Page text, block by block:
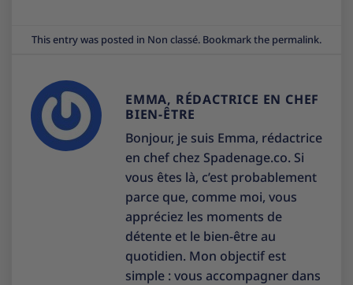
This entry was posted in Non classé. Bookmark the permalink.
EMMA, RÉDACTRICE EN CHEF
BIEN-ÊTRE
Bonjour, je suis Emma, rédactrice
en chef chez Spadenage.co. Si
vous êtes là, c’est probablement
parce que, comme moi, vous
appréciez les moments de
détente et le bien-être au
quotidien. Mon objectif est
simple : vous accompagner dans